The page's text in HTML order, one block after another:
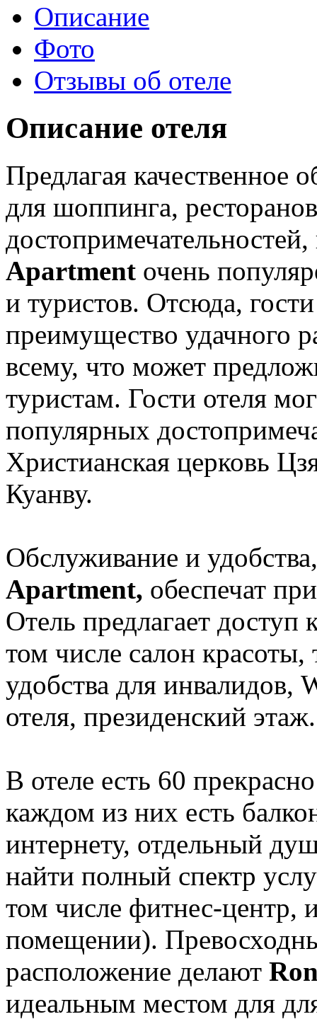
Описание
Фото
Отзывы об отеле
Описание отеля
Предлагая качественное
для шоппинга,
Apartment очень
и туристов. Отсюда,
преимущество удачного
всему, что может
туристам. Гости отеля
популярных
Христианская церковь
Куанву.
Обслуживание и
Apartment, обеспечат
Отель предлагает доступ
том числе салон красоты,
удобства для инвалидов,
отеля, президенский
В отеле есть 60
каждом из них есть
интернету, отдельный
найти полный спектр
том числе фитнес-центр,
помещении).
расположение делают
идеальным местом для